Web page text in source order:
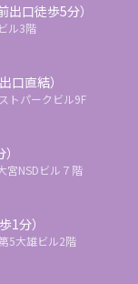
口徒歩5分）
ル3階
口直結）
トパークビル9F
NSDビル７階
1分）
5大雄ビル2階